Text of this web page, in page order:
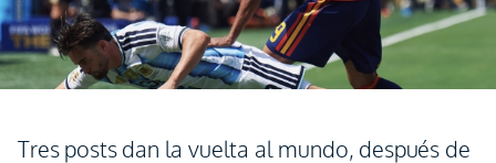
Tres posts dan la vuelta al mundo, después de